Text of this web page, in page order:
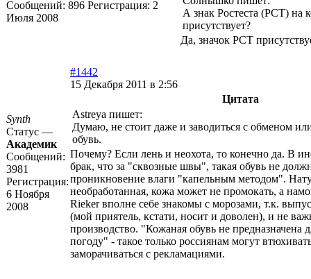
Сообщений: 896 Регистрация: 2
Июля 2008
А знак Ростеста (РСТ) на
присутствует?
Да, значок РСТ
Synth
Статус —
Академик
Сообщений:
3981
Регистрация:
6 Ноября
2008
#1442
15 Декабря 2011 в 2:56
Цитата
Astreya пишет:
Думаю, не стоит даже и заводиться с обменом
обувь.
Почему? Если лень и неохота, то конечно да. В
брак, что за "сквозные швы", такая обувь не
проникновение влаги "капельным методом".
необработанная, кожа может не промокать, а
Rieker вполне себе знакомы с морозами, т.к.
(мой приятель, кстати, носит и доволен), и не
производство. "Кожаная обувь не
погоду" - такое только россиянам могут
заморачиваться с рекламациями.